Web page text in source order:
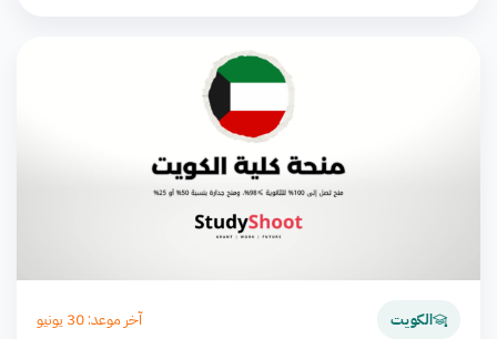
الكويت آخر موعد: 30 يونيو